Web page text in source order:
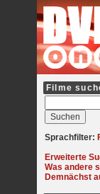
Filme
Sprachfilter:
Erweiterte
Was andere
Demnächst